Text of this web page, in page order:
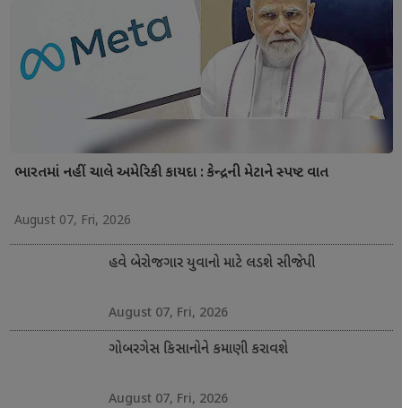
ભારતમાં નહીં ચાલે અમેરિકી કાયદા : કેન્દ્રની મેટાને સ્પષ્ટ વાત
August 07, Fri, 2026
હવે બેરોજગાર યુવાનો માટે લડશે સીજેપી
August 07, Fri, 2026
ગોબરગેસ કિસાનોને કમાણી કરાવશે
August 07, Fri, 2026